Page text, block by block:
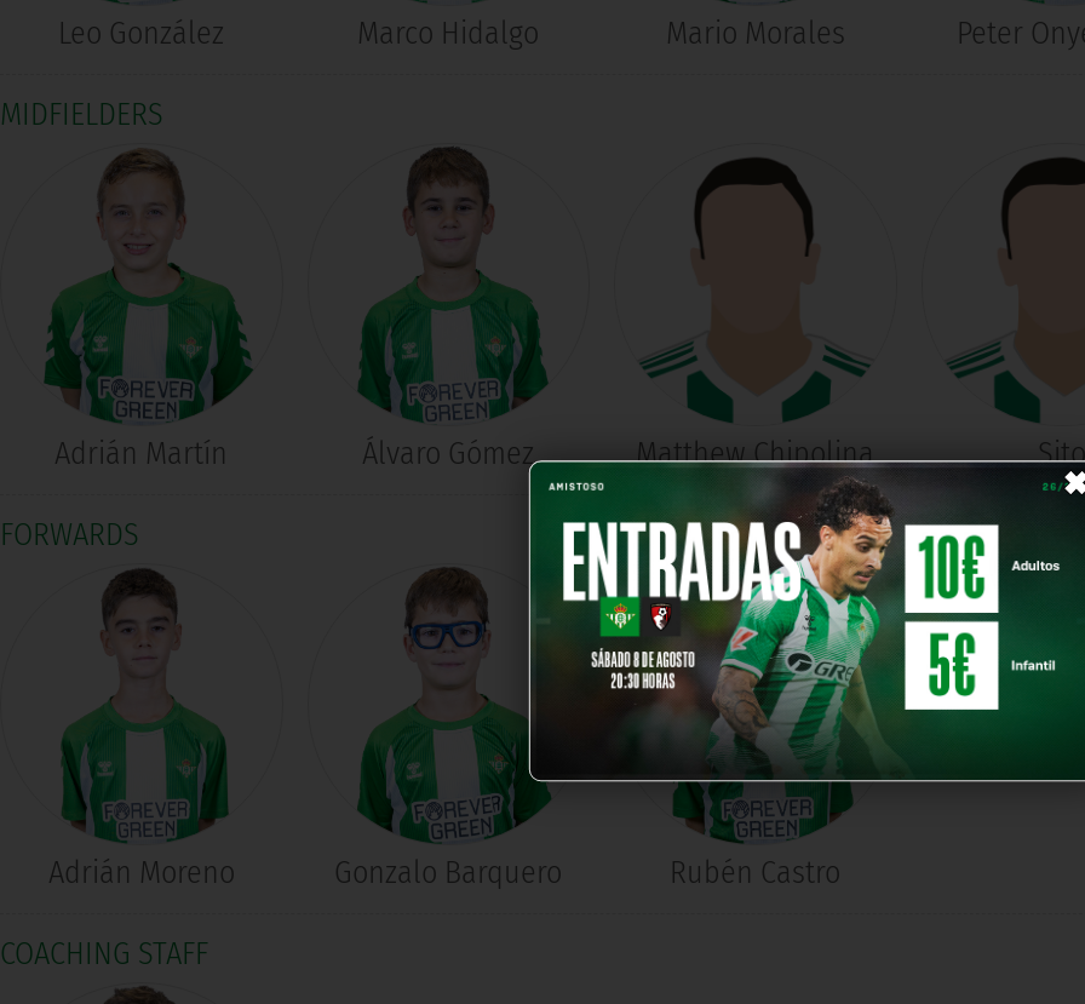
×
Leo González Marco Hidalgo Mario Morales Peter
MIDFIELDERS
Adrián Martín Álvaro Gómez Matthew Chipolina
FORWARDS
Adrián Moreno Gonzalo Barquero Rubén Castro
COACHING STAFF